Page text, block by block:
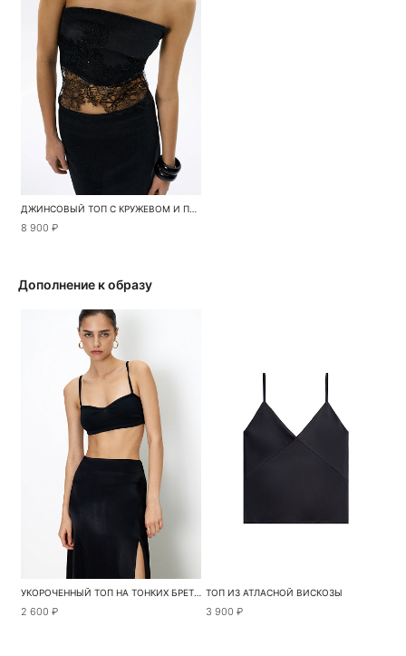
ДЖИНСОВЫЙ ТОП С КРУЖЕВОМ И ПАЙЕТКАМИ
8 900 ₽
Дополнение к образу
УКОРОЧЕННЫЙ ТОП НА ТОНКИХ БРЕТЕЛЯХ
2 600 ₽
ТОП ИЗ АТЛАСНОЙ ВИСКОЗЫ
3 900 ₽